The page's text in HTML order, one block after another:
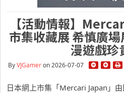
【活動情報】
市集收藏展 希慎廣
漫遊戲珍
ByVJGameron 2026-07-07
日本網上市集「Mercari Japan 」